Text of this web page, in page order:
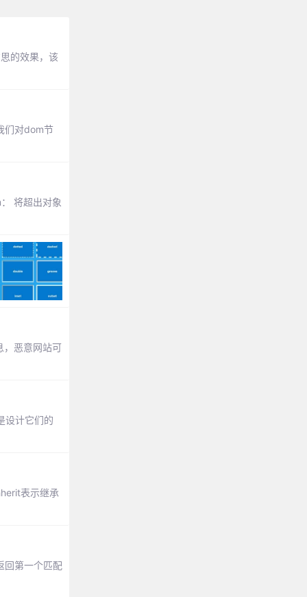
的效果，该
们对dom节
将超出对象
，恶意网站可
设计它们的
表示继承
回第一个匹配